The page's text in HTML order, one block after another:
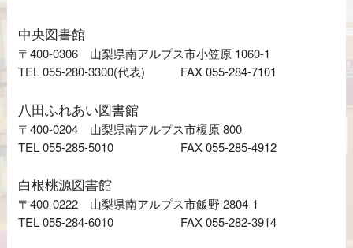
中央図書館
〒400-0306 山梨県南アルプス市小笠原 1060-1
TEL 055-280-3300(代表)
FAX 055-284-7101
八田ふれあい図書館
〒400-0204 山梨県南アルプス市榎原 800
TEL 055-285-5010
FAX 055-285-4912
白根桃源図書館
〒400-0222 山梨県南アルプス市飯野 2804-1
TEL 055-284-6010
FAX 055-282-3914